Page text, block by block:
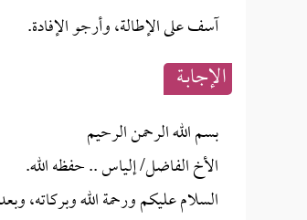
آسف على الإطالة، وأرجو الإفادة.
الإجابــة
بسم الله الرحمن الرحيم
الأخ الفاضل/ إلياس .. حفظه الله.
السلام عليكم ورحمة الله وبركاته،